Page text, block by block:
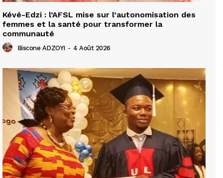
Kévé-Edzi : l’AFSL mise sur l’autonomisation des
femmes et la santé pour transformer la
communauté
Biscone ADZOYI - 4 Août 2026